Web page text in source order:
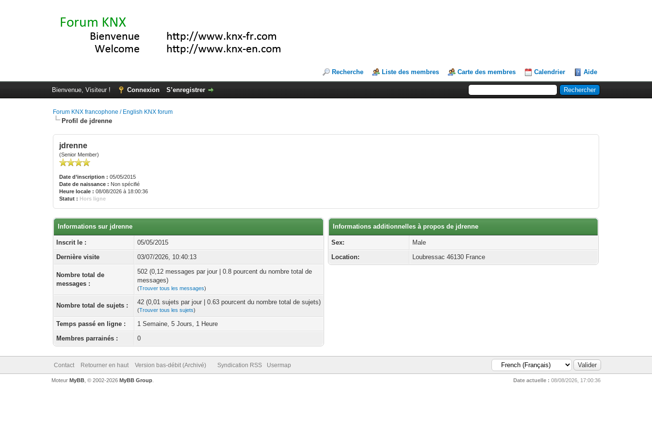
Recherche Liste des membres Carte des membres Calendrier Aide
Bienvenue, Visiteur ! Connexion S’enregistrer
Forum KNX francophone / English KNX forum
Profil de jdrenne
jdrenne
(Senior Member)
Date d’inscription : 05/05/2015
Date de naissance : Non spécifié
Heure locale : 08/08/2026 à 18:00:36
Statut : Hors ligne
Informations sur jdrenne
Inscrit le :
05/05/2015
Dernière visite
03/07/2026, 10:40:13
Nombre total de
messages :
502 (0,12 messages par jour | 0.8 pourcent du nombre total de
messages)
(Trouver tous les messages)
Nombre total de sujets : 42 (0,01 sujets par jour | 0.63 pourcent du nombre total de sujets)
(Trouver tous les sujets)
Temps passé en ligne :
1 Semaine, 5 Jours, 1 Heure
Membres parrainés :
0
Informations additionnelles à propos de jdrenne
Sex:
Male
Location:
Loubressac 46130 France
Contact Retourner en haut Version bas-débit (Archivé) Syndication RSS Usermap
Date actuelle : 08/08/2026, 17:00:36
Moteur MyBB, © 2002-2026 MyBB Group.